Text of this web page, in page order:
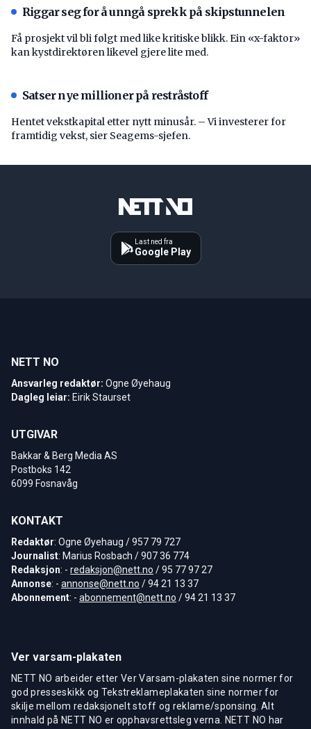
Riggar seg for å unngå sprekk på skipstunnelen
Få prosjekt vil bli følgt med like kritiske blikk. Ein «x-faktor»
kan kystdirektøren likevel gjere lite med.
Satser nye millioner på restråstoff
Hentet vekstkapital etter nytt minusår. – Vi investerer for
framtidig vekst, sier Seagems-sjefen.
Last ned fra
Google Play
NETT NO
Ansvarleg redaktør: Ogne Øyehaug
Dagleg leiar: Eirik Staurset
UTGIVAR
Bakkar & Berg Media AS
Postboks 142
6099 Fosnavåg
KONTAKT
Redaktør: Ogne Øyehaug / 957 79 727
Journalist: Marius Rosbach / 907 36 774
Redaksjon: - redaksjon@nett.no / 95 77 97 27
Annonse: - annonse@nett.no / 94 21 13 37
Abonnement: - abonnement@nett.no / 94 21 13 37
Ver varsam-plakaten
NETT NO arbeider etter Ver Varsam-plakaten sine normer for
god presseskikk og Tekstreklameplakaten sine normer for
skilje mellom redaksjonelt stoff og reklame/sponsing. Alt
innhald på NETT NO er opphavsrettsleg verna. NETT NO har